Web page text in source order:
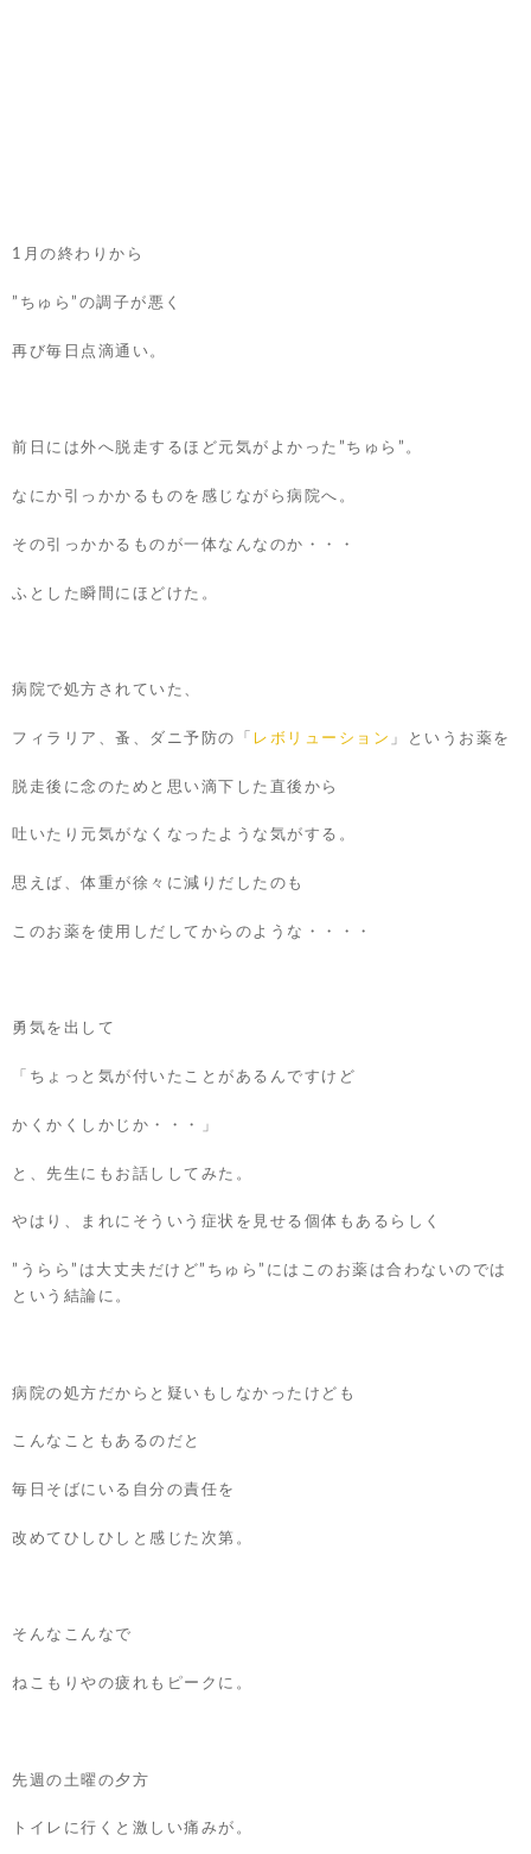
1月の終わりから
”ちゅら”の調子が悪く
再び毎日点滴通い。
前日には外へ脱走するほど元気がよかった”ちゅら”。
なにか引っかかるものを感じながら病院へ。
その引っかかるものが一体なんなのか・・・
ふとした瞬間にほどけた。
病院で処方されていた、
フィラリア、蚤、ダニ予防の「 レボリューション 」というお薬を
脱走後に念のためと思い滴下した直後から
吐いたり元気がなくなったような気がする。
思えば、体重が徐々に減りだしたのも
このお薬を使用しだしてからのような・・・・
勇気を出して
「ちょっと気が付いたことがあるんですけど
かくかくしかじか・・・」
と、先生にもお話ししてみた。
やはり、まれにそういう症状を見せる個体もあるらしく
”うらら”は大丈夫だけど”ちゅら”にはこのお薬は合わないのでは
という結論に。
病院の処方だからと疑いもしなかったけども
こんなこともあるのだと
毎日そばにいる自分の責任を
改めてひしひしと感じた次第。
そんなこんなで
ねこもりやの疲れもピークに。
先週の土曜の夕方
トイレに行くと激しい痛みが。